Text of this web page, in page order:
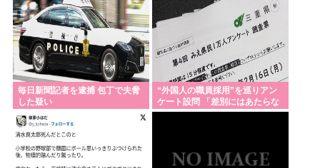
【動画あり】高市首相が最後で〝噛む〟「ひろし
み」 広島原爆の日あいさつ
中国製EVが爆発炎上🔥💥🚗🔥
菊池、マレーシアに移住
秋田にアラブが2兆円の投資決定
Powered by livedoor 相互RSS
毎日新聞記者を逮捕 包丁で夫脅
した疑い
“外国人の職員採用”を巡りアン
ケート設問 「差別にはあたらな
い」として公表する方針を決定